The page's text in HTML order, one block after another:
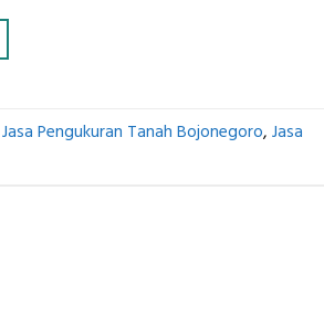
Jasa Pengukuran Tanah Bojonegoro, Jasa